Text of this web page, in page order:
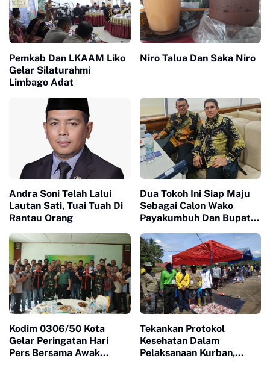
Pemkab Dan LKAAM Liko
Gelar Silaturahmi
Limbago Adat
Niro Talua Dan Saka Niro
Andra Soni Telah Lalui
Lautan Sati, Tuai Tuah Di
Rantau Orang
Dua Tokoh Ini Siap Maju
Sebagai Calon Wako
Payakumbuh Dan Bupati
Kodim 0306/50 Kota
Gelar Peringatan Hari
Pers Bersama Awak
Tekankan Protokol
Kesehatan Dalam
Pelaksanaan Kurban,